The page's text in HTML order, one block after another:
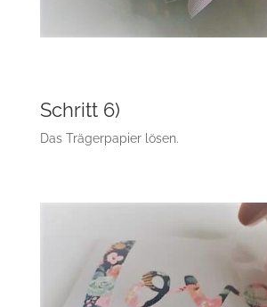
Schritt 6)
Das Trägerpapier lösen.